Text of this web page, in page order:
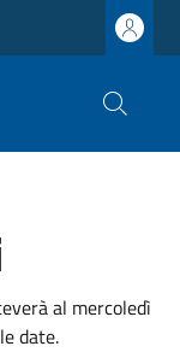
al mercoledì
date.